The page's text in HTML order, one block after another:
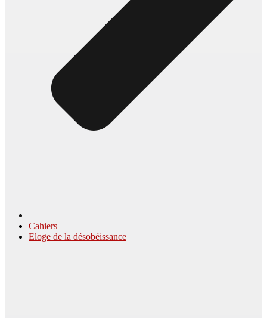
Cahiers
Eloge de la désobéissance